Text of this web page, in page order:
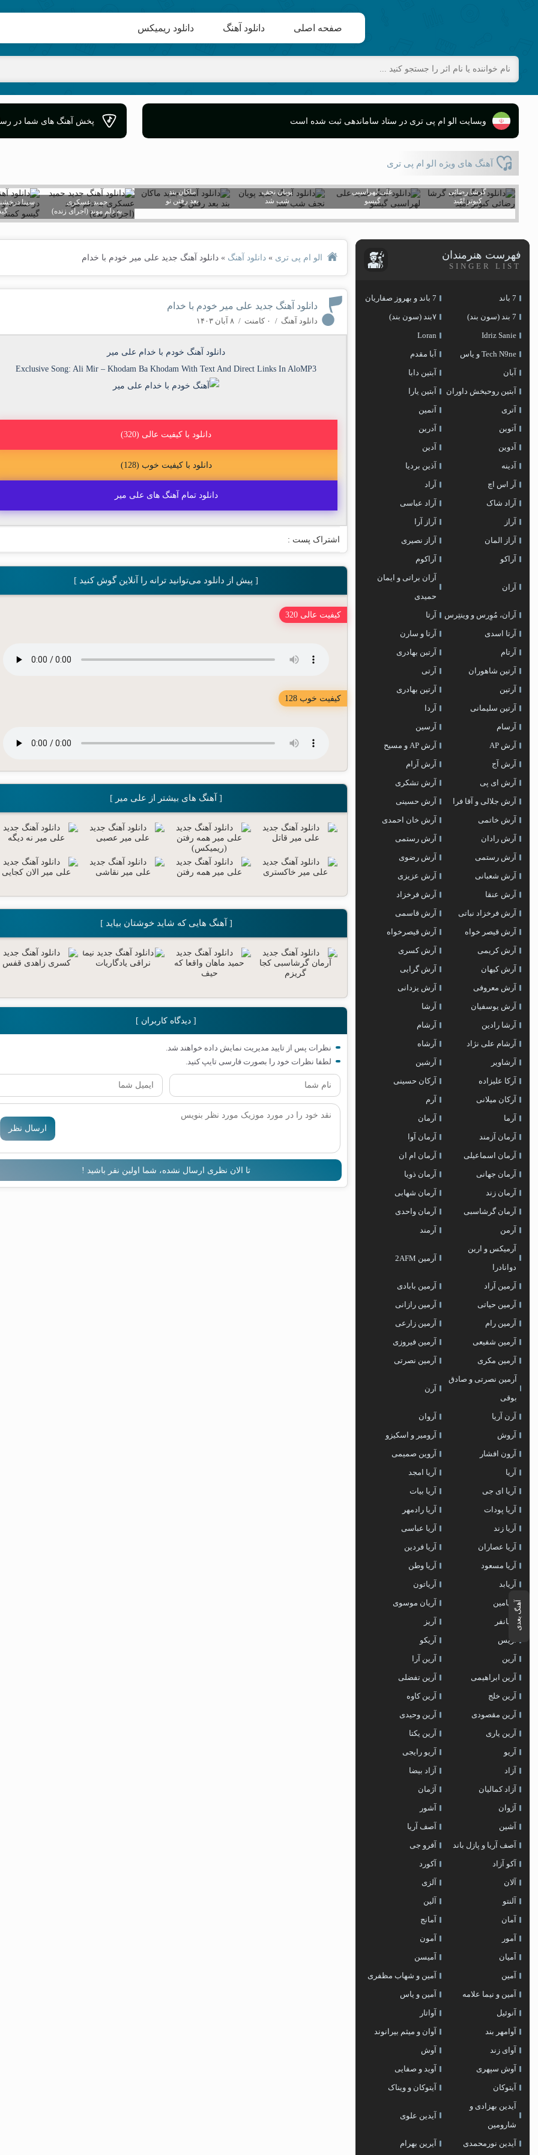
صفحه اصلی دانلود آهنگ دانلود ریمیکس
وبسایت الو ام پی تری در ستاد ساماندهی ثبت شده است پخش آهنگ های شما در
آهنگ های ویژه الو ام پی تری
گرشا رضائی
کبوتر امّید
علی لهراسبی
گیسو
پویان نجف
شب شد
ماکان بند
بعد رفتن تو
حمید عسکری
به دلم موند (اجرای زنده)
سینا
الو ام پی تری »دانلود آهنگ »دانلود آهنگ جدید علی میر خودم با خدام
دانلود آهنگ جدید علی میر خودم با خدام
دانلود آهنگ / ۰ کامنت / ۸ آبان ۱۴۰۳
دانلود آهنگ خودم با خدام علی میر
Exclusive Song:Ali Mir –Khodam Ba Khodam With Text And Direct Links In AloMP3
دانلود با کیفیت عالی (320)
دانلود با کیفیت خوب (128)
دانلود تمام آهنگ های علی میر
اشتراک پست :
آهنگ بعدی
[ پیش از دانلود می‌توانید ترانه را آنلاین گوش کنید ]
کیفیت عالی 320
کیفیت خوب 128
[ آهنگ های بیشتر از علی میر ]
[ آهنگ هایی که شاید خوشتان بیاید ]
[ دیدگاه کاربران ]
نظرات پس از تایید مدیریت نمایش داده خواهند شد.
لطفا نظرات خود را بصورت فارسی تایپ کنید.
ارسال نظر
تا الان نظری ارسال نشده، شما اولین نفر باشید !
فهرست هنرمندان
SINGER LIST
7 باند 7 باند و بهروز صفاریان
7 بند (سون بند) ۷بند (سون بند)
Idriz Sanie
Loran
Tech N9ne و یاس آبا مقدم
آبان آبتین دابا
آبتین روحبخش داوران آبتین یارا
آتری آتمین
آتوین آدرین
آدوین آدین
آدینه آذین بردیا
آر اس اچ آراد
آراد شاک آراد عباسی
آراز آراز آرا
آراز المان آراز نصیری
آراکو آراکوم
آران
آران براتی و ایمان
حمیدی
آران، مُوِرس و وینتِرس آرتا
آرتا اسدی آرتا و سارن
آرتام آرتبن بهادری
آرتين شاهوران آرتی
آرتین آرتین بهادری
آرتین سلیمانی آردا
آرسام آرسین
آرش AP آرش AP و مسیح
آرش آج آرش آرام
آرش ای پی آرش تشکری
آرش جلالی و آقا فرا آرش حسینی
آرش خاتمی آرش خان احمدی
آرش رادان آرش رستمى
آرش رستمی آرش رضوی
آرش شعبانی آرش عزیزی
آرش عنقا آرش فرخزاد
آرش فرخزاد نباتی آرش قاسمی
آرش قیصر خواه آرش قیصرخواه
آرش کریمی آرش کسری
آرش کیهان آرش گرایی
آرش معروفی آرش یزدانی
آرش یوسفیان آرشا
آرشا رادین آرشام
آرشام علی نژاد آرشاه
آرشاویر آرشین
آرکا علیزاده آرکان حسینی
آرکان میلانی آرم
آرما آرمان
آرمان آزمند آرمان آوا
آرمان اسماعیلی آرمان ام ان
آرمان جهانی آرمان ذویا
آرمان زند آرمان شهابی
آرمان گرشاسبی آرمان واحدی
آرمن آرمند
آرمیکس و ارین
دوانادرا
آرمین 2AFM
آرمین آراد آرمین بابادی
آرمین حیاتی آرمین رازانی
آرمین رام آرمین زارعی
آرمین شفیعی آرمین فیروزی
آرمین مکری آرمین نصرتی
آرمین نصرتی و صادق
بوقی
آرن
آرن آریا آروان
آروش آرومیر و اسکیزو
آرون افشار آروین صمیمی
آریا آریا امجد
آریا ای جی آریا بیات
آریا پودات آریا رادمهر
آریا زند آریا عباسی
آریا عصاران آریا فردین
آریا مسعود آریا وطن
آریابد آریاتون
آریامین آریان موسوی
آریانفر آریز
آریس آریکو
آرین آرین آرا
آرین ابراهیمی آرین تفضلی
آرین خلج آرین کاوه
آرین مقصودی آرین وحیدی
آرین یاری آرین یکتا
آریو آریو رایجی
آزاد آزاد بیضا
آزاد کمالیان آژمان
آژوان آشور
آشین آصف آریا
آصف آریا و پازل باند آفرو جی
آکو آزاد آکورد
آلان آلزی
آلنتو آلین
آمان آمانج
آمور آمون
آمیان آمیسن
آمین آمین و شهاب مظفری
آمین و نیما علامه آمین و یاس
آنوئیل آواتار
آوامهر بند آوان و میثم بیرانوند
آوای زند آوش
آوش سپهری آوید و صفایی
آیتوکان آیتوکان و ویناک
آیدین بهزادی و
شارومین
آیدین علوی
آیدین نورمحمدی آیرین بهرام